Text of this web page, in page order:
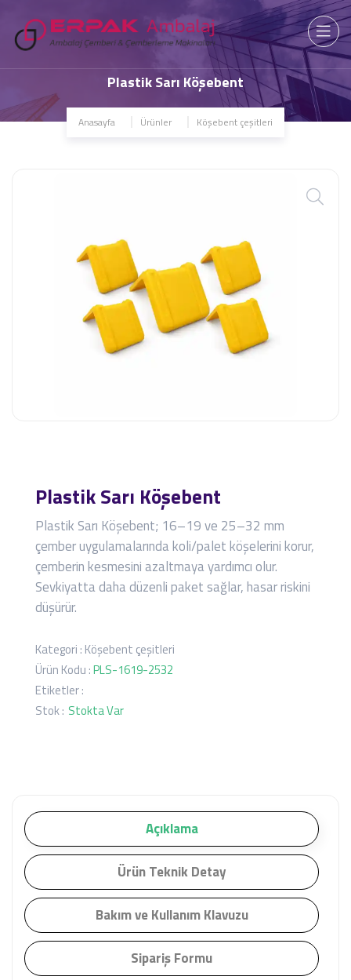
Plastik Sarı Köşebent
Anasayfa Ürünler Köşebent çeşitleri
Plastik Sarı Köşebent
Plastik Sarı Köşebent; 16–19 ve 25–32 mm
çember uygulamalarında koli/palet köşelerini korur,
çemberin kesmesini azaltmaya yardımcı olur.
Sevkiyatta daha düzenli paket sağlar, hasar riskini
düşürür.
Kategori : Köşebent çeşitleri
Ürün Kodu :PLS-1619-2532
Etiketler :
Stok : Stokta Var
Açıklama
Ürün Teknik Detay
Bakım ve Kullanım Klavuzu
Sipariş Formu